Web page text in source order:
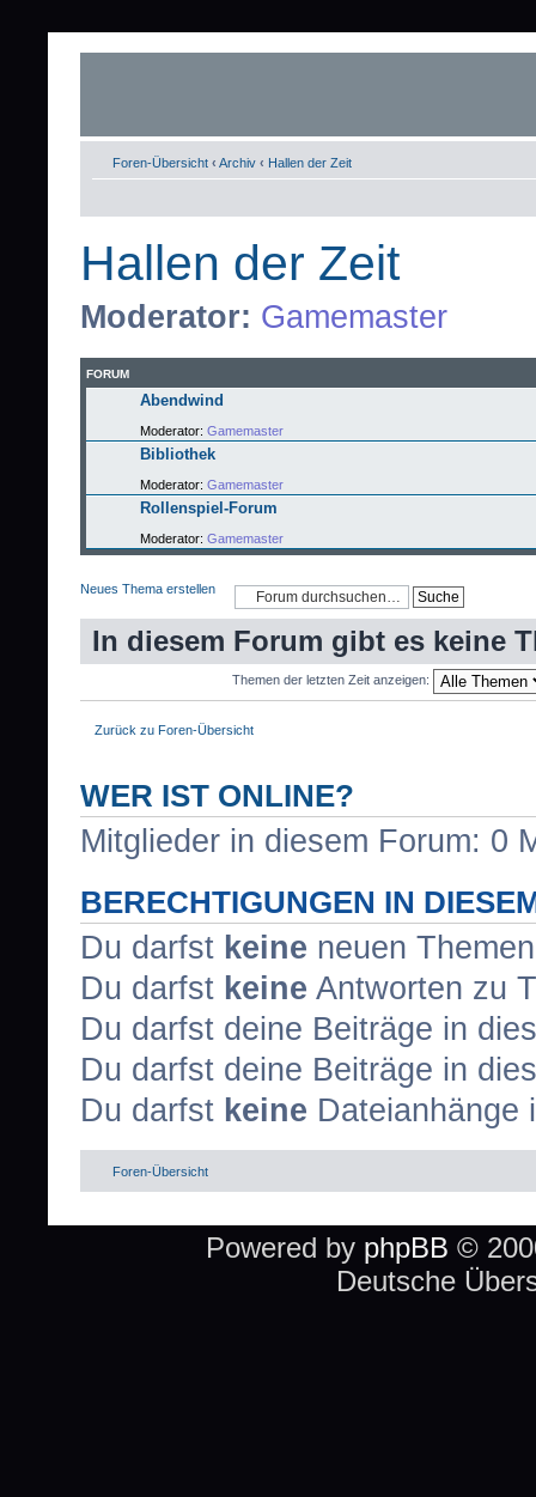
Foren-Übersicht ‹ Archiv ‹ Hallen der Zeit
Hallen der Zeit
Moderator: Gamemaster
FORUM
Abendwind
Moderator: Gamemaster
Bibliothek
Moderator: Gamemaster
Rollenspiel-Forum
Moderator: Gamemaster
Neues Thema erstellen
In diesem Forum gibt es keine
Themen der letzten Zeit anzeigen:
Zurück zu Foren-Übersicht
WER IST ONLINE?
Mitglieder in diesem Forum: 0
BERECHTIGUNGEN IN
Du darfst keine neuen
Du darfst keine Antworten zu
Du darfst deine Beiträge in
Du darfst deine Beiträge in
Du darfst keine Dateianhänge
Foren-Übersicht
Powered by phpBB ©
Deutsche